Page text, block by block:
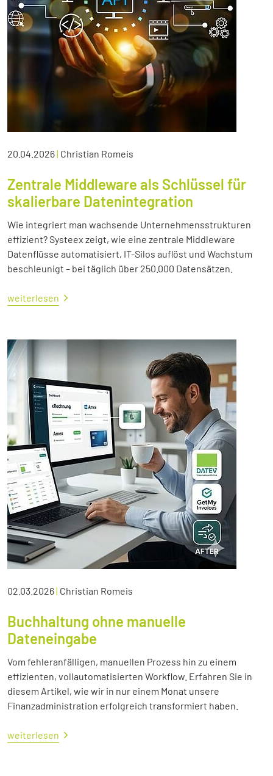
20.04.2026| Christian Romeis
Zentrale Middleware als Schlüssel für
skalierbare Datenintegration
Wie integriert man wachsende Unternehmensstrukturen
effizient? Systeex zeigt, wie eine zentrale Middleware
Datenflüsse automatisiert, IT-Silos auflöst und Wachstum
beschleunigt – bei täglich über 250.000 Datensätzen.
weiterlesen
02.03.2026| Christian Romeis
Buchhaltung ohne manuelle
Dateneingabe
Vom fehleranfälligen, manuellen Prozess hin zu einem
effizienten, vollautomatisierten Workflow. Erfahren Sie in
diesem Artikel, wie wir in nur einem Monat unsere
Finanzadministration erfolgreich transformiert haben.
weiterlesen